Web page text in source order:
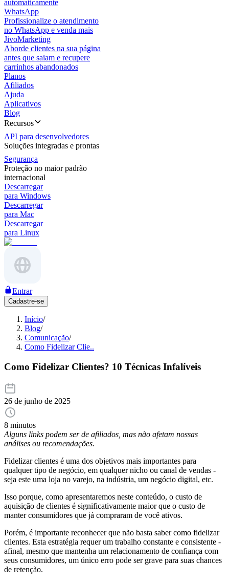
automaticamente
WhatsApp
Profissionalize o atendimento
no WhatsApp e venda mais
JivoMarketing
Aborde clientes na sua página
antes que saiam e recupere
carrinhos abandonados
Planos
Afiliados
Ajuda
Aplicativos
Blog
Recursos
API para desenvolvedores
Soluções integradas e prontas
Segurança
Proteção no maior padrão
internacional
Descarregar
para Windows
Descarregar
para Mac
Descarregar
para Linux
Entrar
Cadastre-se
Início/
Blog/
Comunicação/
Como Fidelizar Clie..
Como Fidelizar Clientes? 10 Técnicas Infalíveis
26 de junho de 2025
8 minutos
Alguns links podem ser de afiliados, mas não afetam nossas
análises ou recomendações.
Fidelizar clientes é uma dos objetivos mais importantes para
qualquer tipo de negócio, em qualquer nicho ou canal de vendas -
seja este uma loja no varejo, na indústria, um negócio digital, etc.
Isso porque, como apresentaremos neste conteúdo, o custo de
aquisição de clientes é significativamente maior que o custo de
manter consumidores que já compraram de você ativos.
Porém, é importante reconhecer que não basta saber como fidelizar
clientes. Esta estratégia requer um trabalho constante e consistente -
afinal, mesmo que mantenha um relacionamento de confiança com
seus consumidores, um único erro pode ser grave para suas chances
de retenção.